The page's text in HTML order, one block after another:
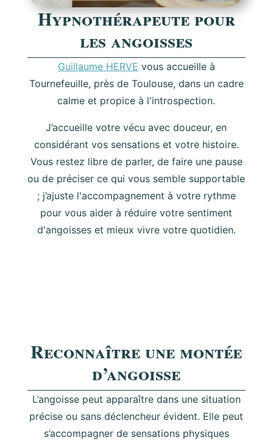
Hypnothérapeute pour
les angoisses
Guillaume HERVE vous accueille à
Tournefeuille, près de Toulouse, dans un cadre
calme et propice à l'introspection.
J’accueille votre vécu avec douceur, en
considérant vos sensations et votre histoire.
Vous restez libre de parler, de faire une pause
ou de préciser ce qui vous semble supportable
; j’ajuste l'accompagnement à votre rythme
pourvous aider à réduire votre sentiment
d'angoisses et mieux vivre votre quotidien.
Reconnaître une montée
d’angoisse
L’angoisse peut apparaître dans une situation
précise ou sans déclencheur évident. Elle peut
s’accompagner de sensations physiques